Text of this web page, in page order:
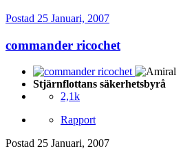
Postad 25 Januari, 2007
commander ricochet
Stjärnflottans säkerhetsbyrå
2,1k
Rapport
Postad 25 Januari, 2007